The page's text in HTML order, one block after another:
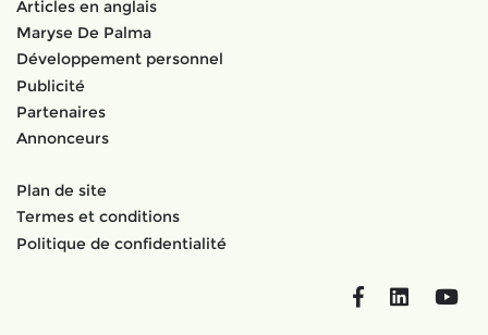
Articles en anglais
Maryse De Palma
Développement personnel
Publicité
Partenaires
Annonceurs
Plan de site
Termes et conditions
Politique de confidentialité
FacebookLinkedIn